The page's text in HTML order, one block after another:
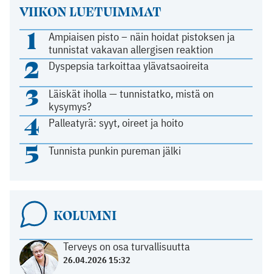
VIIKON LUETUIMMAT
1
Ampiaisen pisto – näin hoidat pistoksen ja
tunnistat vakavan allergisen reaktion
2 Dyspepsia tarkoittaa ylävatsaoireita
3
Läiskät iholla — tunnistatko, mistä on
kysymys?
4 Palleatyrä: syyt, oireet ja hoito
5 Tunnista punkin pureman jälki
KOLUMNI
Terveys on osa turvallisuutta
26.04.2026 15:32